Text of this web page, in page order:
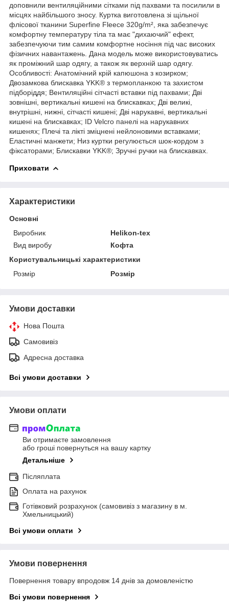
доповнили вентиляційними сітками під пахвами та посилили в
місцях найбільшого зносу. Куртка виготовлена зі щільної
флісової тканини Superfine Fleece 320g/m², яка забезпечує
комфортну температуру тіла та має "дихаючий" ефект,
забезпечуючи тим самим комфортне носіння під час високих
фізичних навантажень. Дана модель може використовуватись
як проміжний шар одягу, а також як верхній шар одягу.
Особливості: Анатомічний крій капюшона з козирком;
Двозамкова блискавка YKK® з термопланкою та захистом
підборіддя; Вентиляційні сітчасті вставки під пахвами; Дві
зовнішні, вертикальні кишені на блискавках; Дві великі,
внутрішні, нижні, сітчасті кишені; Дві нарукавні, вертикальні
кишені на блискавках; ID Velcro панелі на нарукавних
кишенях; Плечі та лікті зміцнені нейлоновими вставками;
Еластичні манжети; Низ куртки регулюється шок-кордом з
фіксаторами; Блискавки YKK®; Зручні ручки на блискавках.
Приховати
Характеристики
Основні
Виробник
Helikon-tex
Вид виробу
Кофта
Користувальницькі характеристики
Розмір
Розмір
Умови доставки
Нова Пошта
Самовивіз
Адресна доставка
Всі умови доставки
Умови оплати
Ви отримаєте замовлення
або гроші повернуться на вашу картку
Детальніше
Післяплата
Оплата на рахунок
Готівковий розрахунок (самовивіз з магазину в м.
Хмельницький)
Всі умови оплати
Умови повернення
Повернення товару впродовж 14 днів за домовленістю
Всі умови повернення